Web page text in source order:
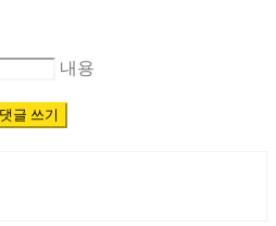
내용
댓글 쓰기